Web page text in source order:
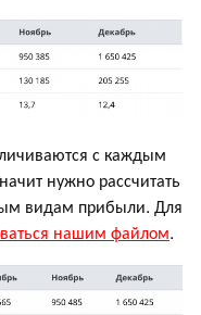
с каждым
нужно рассчитать
видам прибыли. Для
нашим файлом.